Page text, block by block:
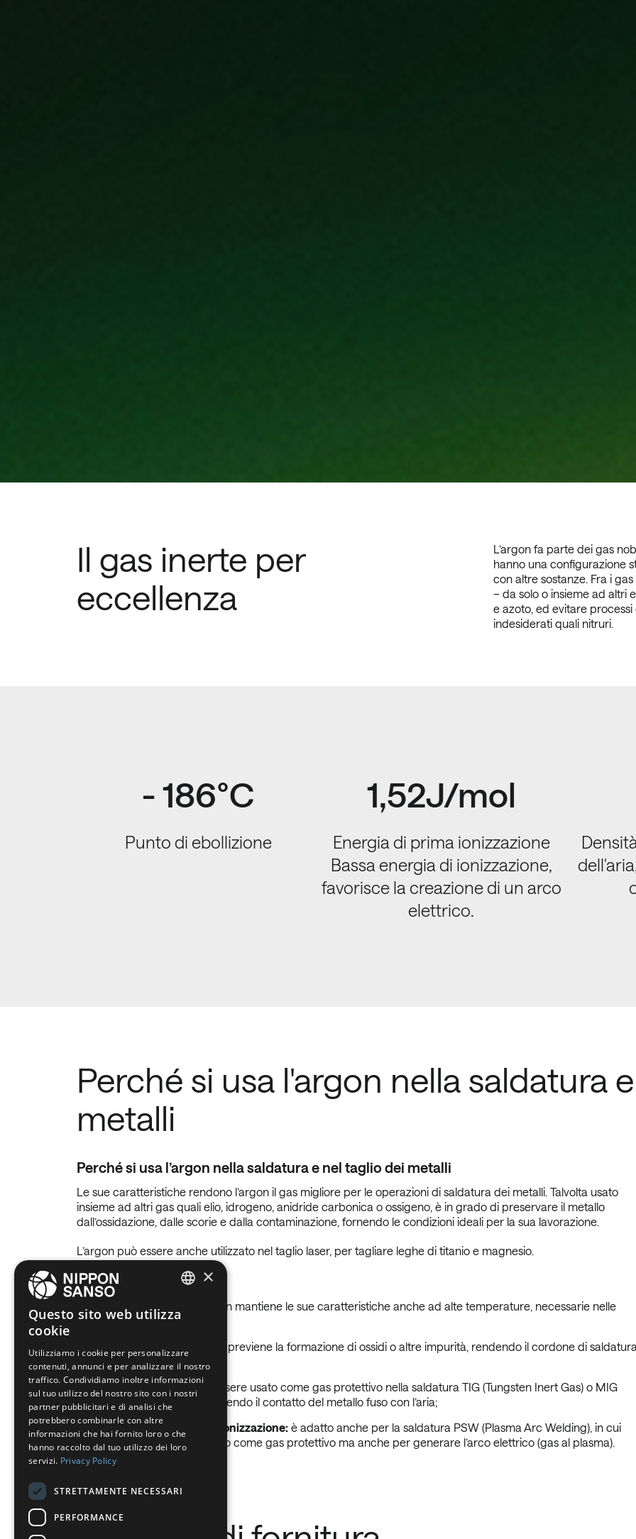
Il gas inerte per
eccellenza
L’argon fa parte dei gas
hanno una configurazione
con altre sostanze. Fra i
– da solo o insieme ad altri
e azoto, ed evitare
indesiderati quali nitruri.
- 186°C
Punto di ebollizione
1,52J/mol
Energia di prima ionizzazione
Bassa energia di ionizzazione,
favorisce la creazione di un arco
elettrico.
Perché si usa l'argon nella saldatura
metalli
Perché si usa l’argon nella saldatura e nel taglio dei metalli
Le sue caratteristiche rendono l’argon il gas migliore per le operazioni di saldatura dei metalli. Talvolta usato
insieme ad altri gas quali elio, idrogeno, anidride carbonica o ossigeno, è in grado di preservare il metallo
dall’ossidazione, dalle scorie e dalla contaminazione, fornendo le condizioni ideali per la sua lavorazione.
L’argon può essere anche utilizzato nel taglio laser, per tagliare leghe di titanio e magnesio.
Nel dettaglio:
l’argon mantiene le sue caratteristiche anche ad alte temperature, necessarie nelle
operazioni di saldatura;
l’argon previene la formazione di ossidi o altre impurità, rendendo il cordone di
pulito e di qualità;
Azione isolante:può essere usato come gas protettivo nella saldatura TIG (Tungsten Inert Gas) o MIG
(Metal Inert Gas), impedendo il contatto del metallo fuso con l’aria;
Bassa temperatura di ionizzazione: è adatto anche per la saldatura PSW (Plasma Arc Welding), in cui
viene impiegato non solo come gas protettivo ma anche per generare l’arco elettrico (gas al plasma).
SPANISH
FRENCH
ITALIAN
SWEDISH
×
Questo sito web utilizza
cookie
Utilizziamo i cookie per personalizzare
contenuti, annunci e per analizzare il nostro
traffico. Condividiamo inoltre informazioni
sul tuo utilizzo del nostro sito con i nostri
partner pubblicitari e di analisi che
potrebbero combinarle con altre
informazioni che hai fornito loro o che
hanno raccolto dal tuo utilizzo dei loro
servizi. Privacy Policy
STRETTAMENTE NECESSARI
PERFORMANCE